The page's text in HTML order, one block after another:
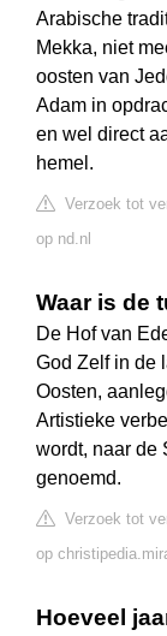
Arabische
Mekka, niet
oosten van
Adam in
en wel direct
hemel.
Verzoek tot
op nd.nl
Waar is de
De Hof van
God Zelf in de
Oosten,
Artistieke
wordt, naar de
genoemd.
Verzoek tot
op
Hoeveel